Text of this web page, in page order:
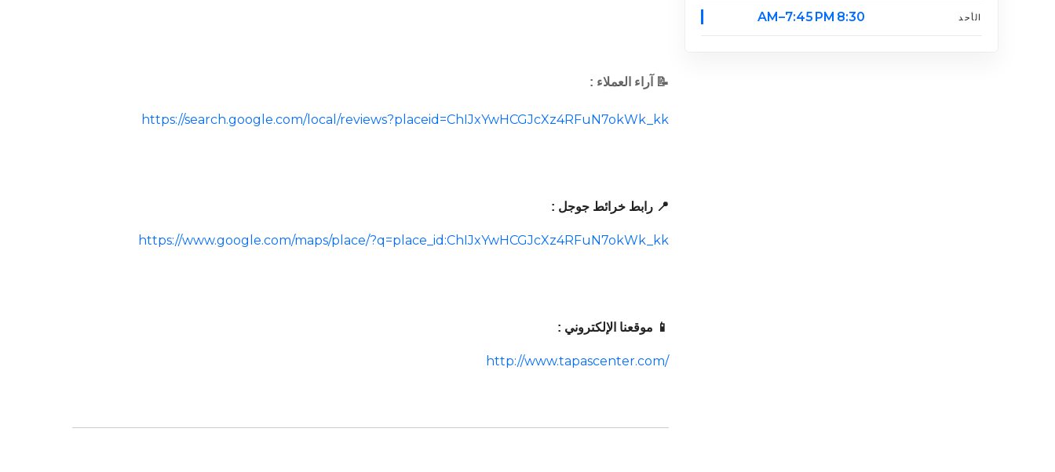
الأحد 8:30 AM–7:45 PM
📝 آراء العملاء :
https://search.google.com/local/reviews?placeid=ChIJxYwHCGJcXz4RFuN7okWk_kk
📍 رابط خرائط جوجل :
https://www.google.com/maps/place/?q=place_id:ChIJxYwHCGJcXz4RFuN7okWk_kk
📱 موقعنا الإلكتروني :
http://www.tapascenter.com/